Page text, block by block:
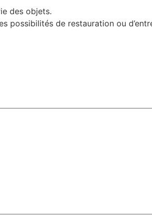
des objets.
possibilités de restauration ou